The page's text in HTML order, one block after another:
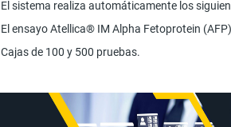
El sistema realiza automáticamente los
El ensayo Atellica® IM Alpha Fetoprotein
Cajas de 100 y 500 pruebas.